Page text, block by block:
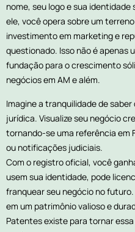
nome, seu logo e sua
ele, você opera sobre um
investimento em marketing e
questionado. Isso não é apenas
fundação para o crescimento
negócios em AM e além.
Imagine a tranquilidade de
jurídica. Visualize seu negócio
tornando-se uma referência em
ou notificações judiciais.
Com o registro oficial, você
usem sua identidade, pode
franquear seu negócio no
em um patrimônio valioso e
Patentes existe para tornar